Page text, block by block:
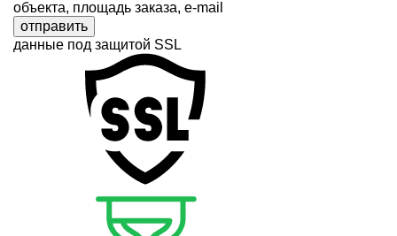
объекта, площадь заказа, e-mail
отправить
данные под защитой SSL